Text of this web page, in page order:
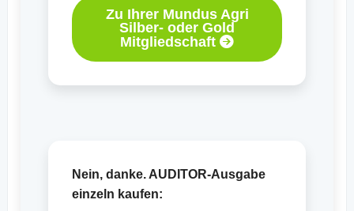
Zu Ihrer Mundus Agri
Silber- oder Gold
Mitgliedschaft
Nein, danke. AUDITOR-Ausgabe
einzeln kaufen: